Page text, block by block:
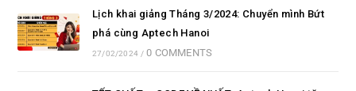
Lịch khai giảng Tháng 3/2024: Chuyển mình Bứt
phá cùng Aptech Hanoi
27/02/2024 / 0 COMMENTS